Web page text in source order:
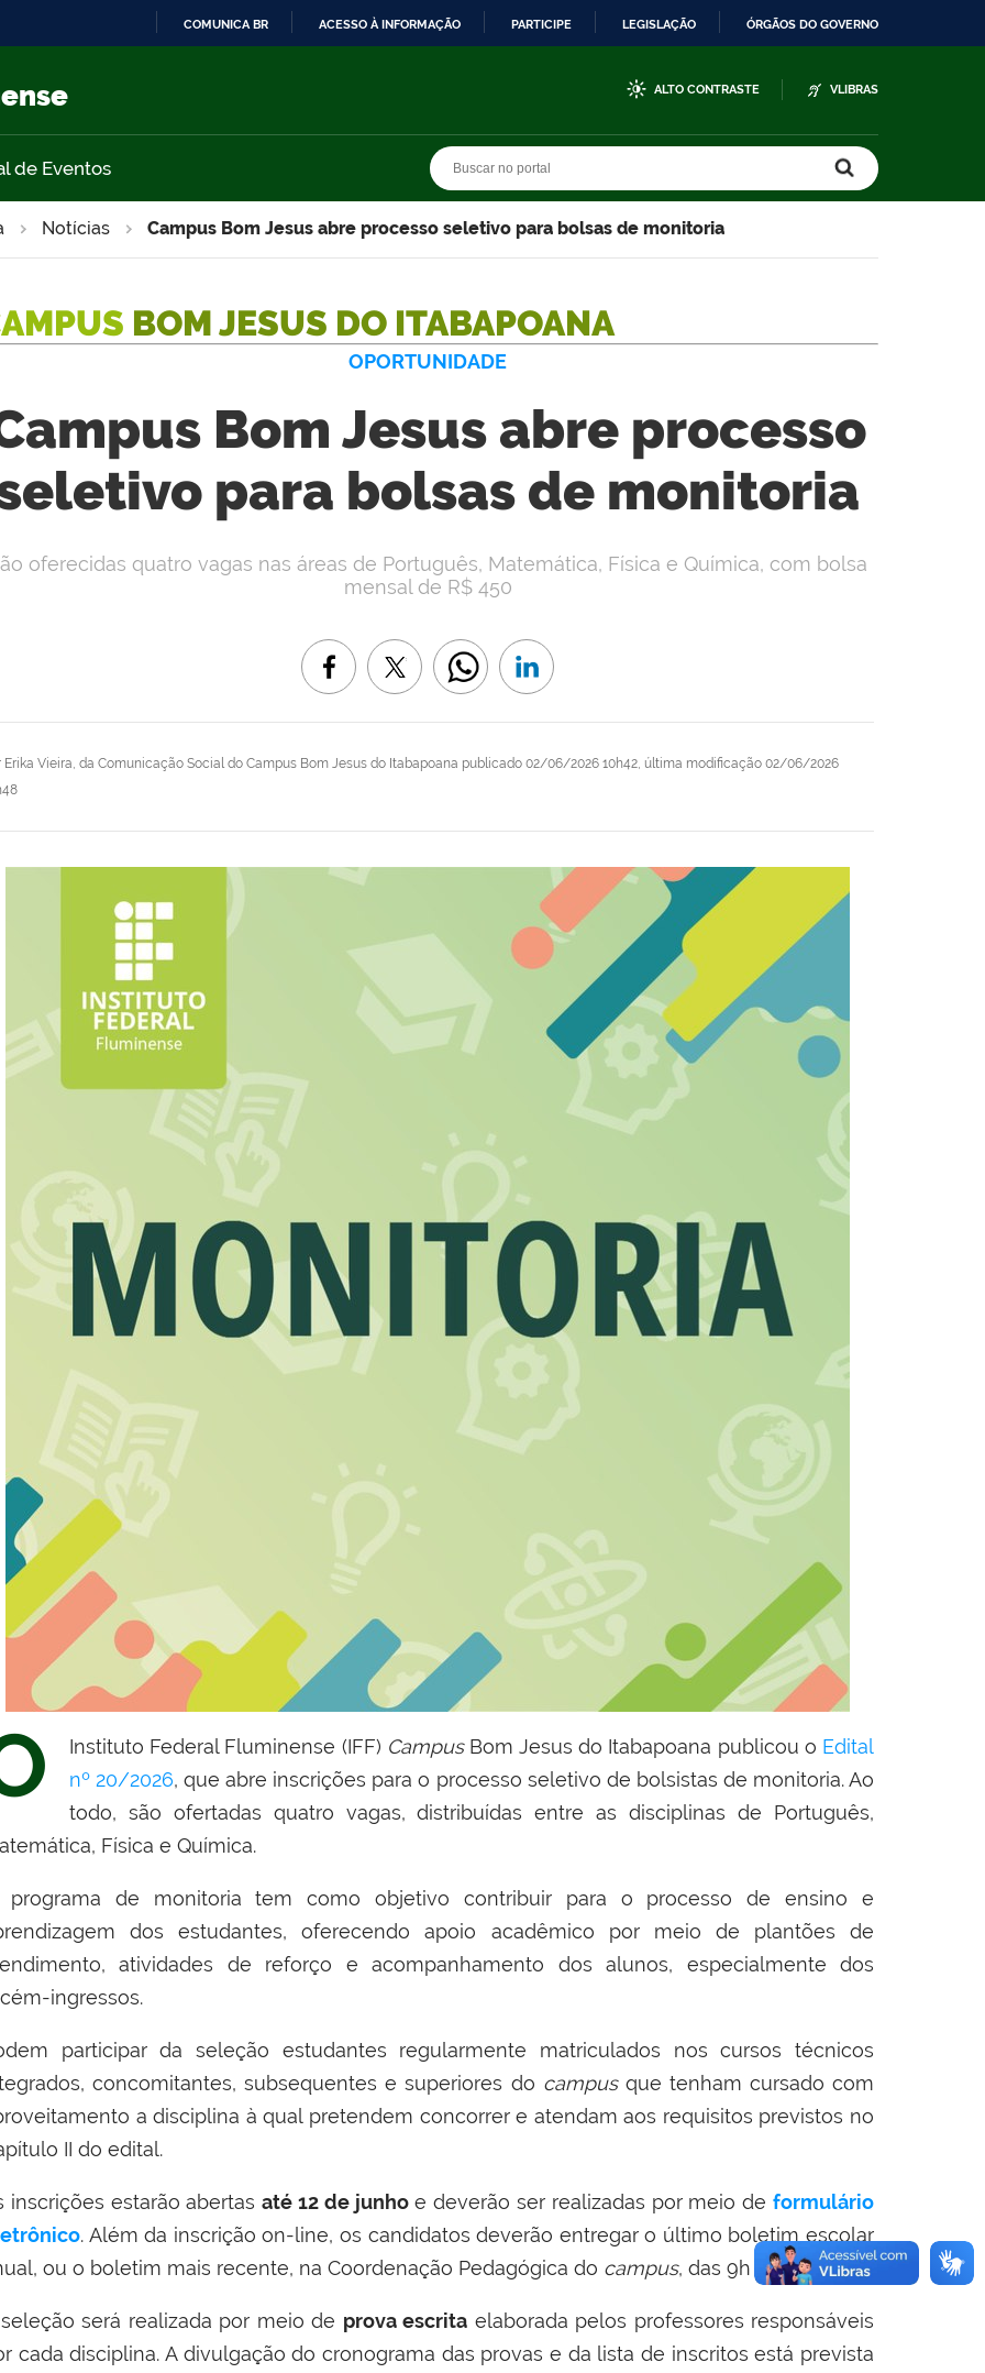
COMUNICA BR ACESSO À INFORMAÇÃO PARTICIPE LEGISLAÇÃO ÓRGÃOS DO GOVERNO
ALTO CONTRASTE VLIBRAS
de Eventos
Notícias Campus Bom Jesus abre processo seletivo para bolsas de monitoria
BOM JESUS DO ITABAPOANA
OPORTUNIDADE
Bom Jesus abre processo
para bolsas de monitoria
Erika Vieira, da Comunicação Social do Campus Bom Jesus do Itabapoana publicado 02/06/2026 10h42, última modificação 02/06/2026
oferecidas quatro vagas nas áreas de Português, Matemática, Física e Química, com bolsa
mensal de R$ 450
Instituto Federal Fluminense (IFF) Campus Bom Jesus do Itabapoana publicou o Edital
nº 20/2026, que abre inscrições para o processo seletivo de bolsistas de monitoria. Ao
todo, são ofertadas quatro vagas, distribuídas entre as disciplinas de Português,
Física e Química.
programa de monitoria tem como objetivo contribuir para o processo de ensino e
dos estudantes, oferecendo apoio acadêmico por meio de plantões de
atividades de reforço e acompanhamento dos alunos, especialmente dos
ingressos.
participar da seleção estudantes regularmente matriculados nos cursos técnicos
concomitantes, subsequentes e superiores do campusque tenham cursado com
a disciplina à qual pretendem concorrer e atendam aos requisitos previstos no
II do edital.
inscrições estarão abertasaté 12 de junhoe deverão ser realizadas por meio deformulário
. Além da inscrição on-line, os candidatos deverão entregar o último boletim escolar
ou o boletim mais recente, na Coordenação Pedagógica do campus, das 9h às 15h.
será realizada por meio de prova escrita elaborada pelos professores responsáveis
cada disciplina. A divulgação do cronograma das provas e da lista de inscritos está prevista